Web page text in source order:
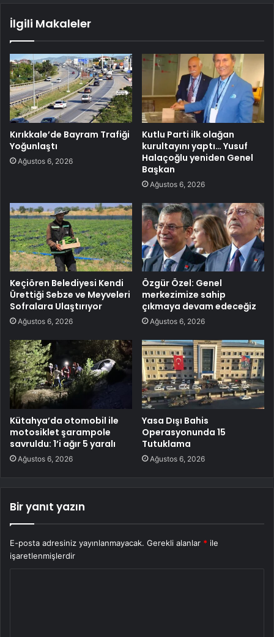
İlgili Makaleler
Kırıkkale’de Bayram Trafiği
Yoğunlaştı
Ağustos 6, 2026
Kutlu Parti ilk olağan
kurultayını yaptı… Yusuf
Halaçoğlu yeniden Genel
Başkan
Ağustos 6, 2026
Keçiören Belediyesi Kendi
Ürettiği Sebze ve Meyveleri
Sofralara Ulaştırıyor
Ağustos 6, 2026
Özgür Özel: Genel
merkezimize sahip
çıkmaya devam edeceğiz
Ağustos 6, 2026
Kütahya’da otomobil ile
motosiklet şarampole
savruldu: 1’i ağır 5 yaralı
Ağustos 6, 2026
Yasa Dışı Bahis
Operasyonunda 15
Tutuklama
Ağustos 6, 2026
Bir yanıt yazın
E-posta adresiniz yayınlanmayacak. Gerekli alanlar * ile
işaretlenmişlerdir